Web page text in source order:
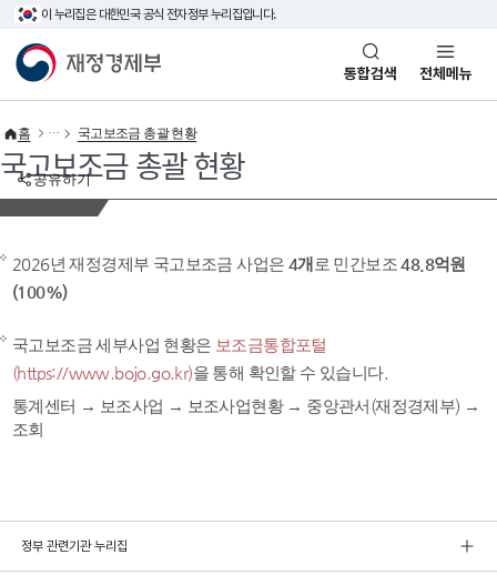
이 누리집은 대한민국 공식 전자정부 누리집입니다.
재정경제부(www.mofe.go.kr)통합검색 전체메뉴
공유하기
홈 국고보조금 총괄 현황
국고보조금 총괄 현황
2026년 재정경제부 국고보조금 사업은 4개 로 민간보조48.8억원
(100%)
국고보조금 세부사업 현황은 보조금통합포털
(https://www.bojo.go.kr)을 통해 확인할 수 있습니다.
통계센터 → 보조사업 → 보조사업현황 → 중앙관서(재정경제부) →
조회
정부 관련기관 누리집